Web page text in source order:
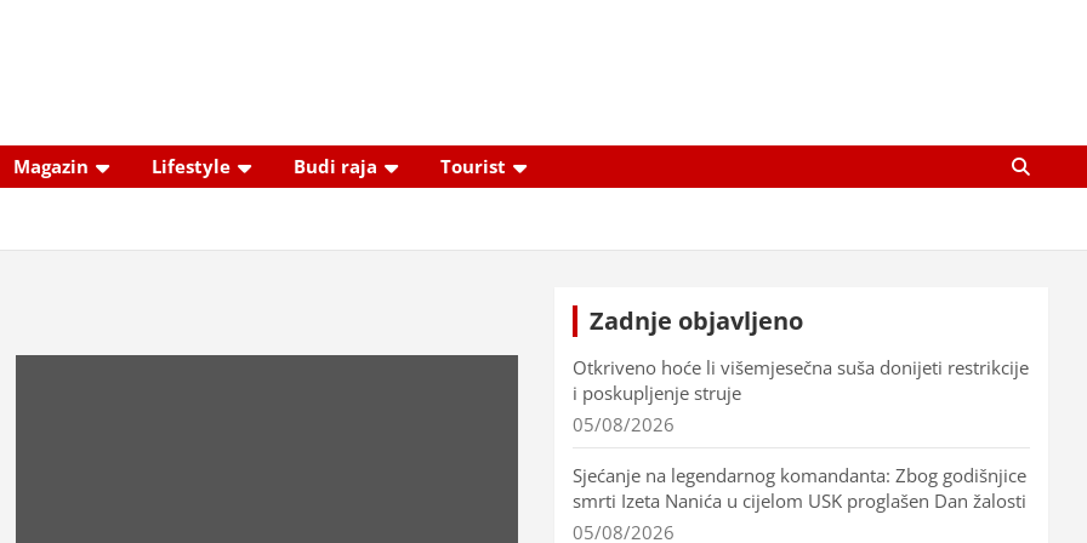
Magazin Lifestyle Budi raja Tourist
Zadnje objavljeno
Otkriveno hoće li višemjesečna suša donijeti restrikcije
i poskupljenje struje
05/08/2026
Sjećanje na legendarnog komandanta: Zbog godišnjice
smrti Izeta Nanića u cijelom USK proglašen Dan žalosti
05/08/2026